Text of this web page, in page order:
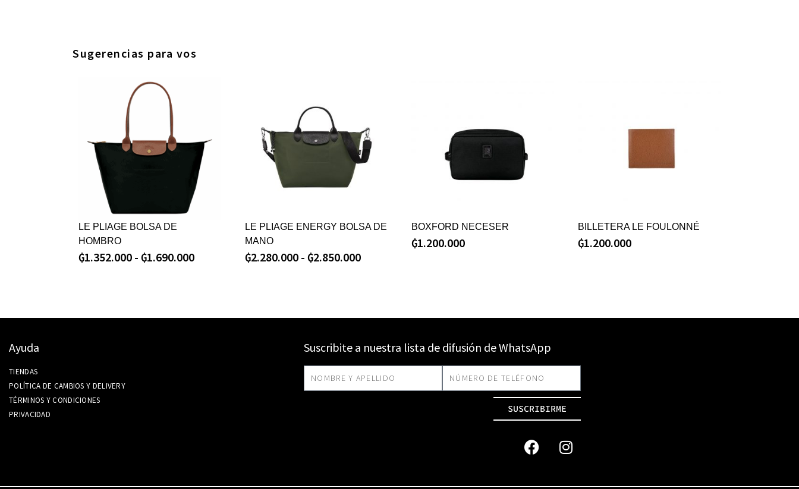
Sugerencias para vos
LE PLIAGE BOLSA DE
HOMBRO
₲1.352.000 - ₲1.690.000
LE PLIAGE ENERGY BOLSA DE
MANO
₲2.280.000 - ₲2.850.000
BOXFORD NECESER
₲1.200.000
BILLETERA LE FOULONNÉ
₲1.200.000
Ayuda
TIENDAS
POLÍTICA DE CAMBIOS Y DELIVERY
TÉRMINOS Y CONDICIONES
PRIVACIDAD
Suscribite a nuestra lista de difusión de WhatsApp
SUSCRIBIRME